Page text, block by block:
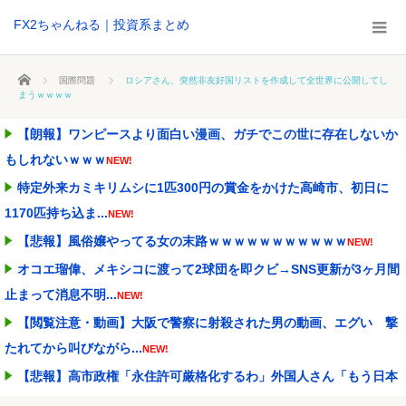
FX2ちゃんねる｜投資系まとめ
ホーム 国際問題
ロシアさん、突然非友好国リストを作成して全世界に公開してし
まうｗｗｗｗ
【朗報】ワンピースより面白い漫画、ガチでこの世に存在しないか
もしれないｗｗｗNEW!
特定外来カミキリムシに1匹300円の賞金をかけた高崎市、初日に
1170匹持ち込ま...NEW!
【悲報】風俗嬢やってる女の末路ｗｗｗｗｗｗｗｗｗｗｗNEW!
オコエ瑠偉、メキシコに渡って2球団を即クビ→SNS更新が3ヶ月間
止まって消息不明...NEW!
【閲覧注意・動画】大阪で警察に射殺された男の動画、エグい 撃
たれてから叫びながら...NEW!
【悲報】高市政権「永住許可厳格化するわ」外国人さん「もう日本